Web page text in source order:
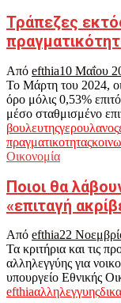
Τράπεζες
Από efthia10 Μαΐου
Το Μάρτη του 2024,
όρο μόλις 0,53%
μέσο σταθμισμένο
βουλευτηςγερουλανος
πραγματικοτητας
Οικονομία
Ποιοι θα
«επιταγή
Από efthia22
Τα κριτήρια και τις
αλληλεγγύης για
υπουργείο Εθνικής
efthiaαλληλεγγυης